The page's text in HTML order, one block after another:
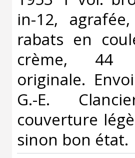
in-12,
rabats en
crème, 44
originale.
G.-E.
couverture
sinon bon état.‎